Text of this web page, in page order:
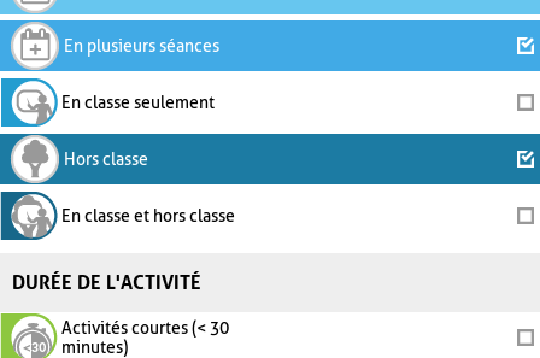
En plusieurs séances
En classe seulement
Hors classe
En classe et hors classe
DURÉE DE L'ACTIVITÉ
Activités courtes (< 30
minutes)